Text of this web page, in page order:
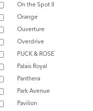
On the Spot II
Orange
Ouverture
Overdrive
PUCK & ROSE
Palais Royal
Panthera
Park Avenue
Pavilion